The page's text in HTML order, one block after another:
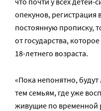
опекунов,
постоянную прописку,
от государства,
18-летнего возраста.
«Пока непонятно,
тем семьям, где уже
живущие по временной